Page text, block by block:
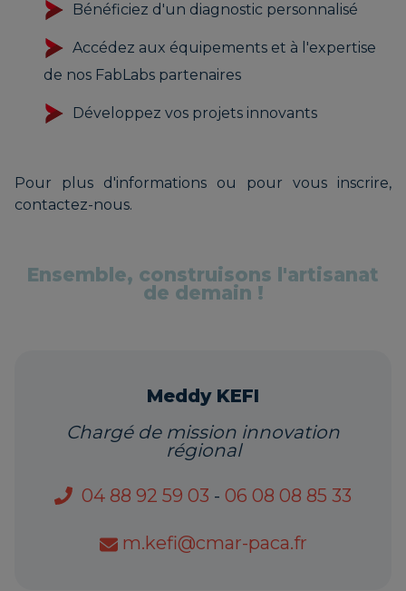
Bénéficiez d'un diagnostic personnalisé
Accédez aux équipements et à l'expertise
de nos FabLabs partenaires
Développez vos projets innovants
Pour plus d'informations ou pour vous inscrire,
contactez-nous.
Ensemble, construisons l'artisanat
de demain !
Meddy KEFI
Chargé de mission innovation
régional
04 88 92 59 03 - 06 08 08 85 33
m.kefi@cmar-paca.fr